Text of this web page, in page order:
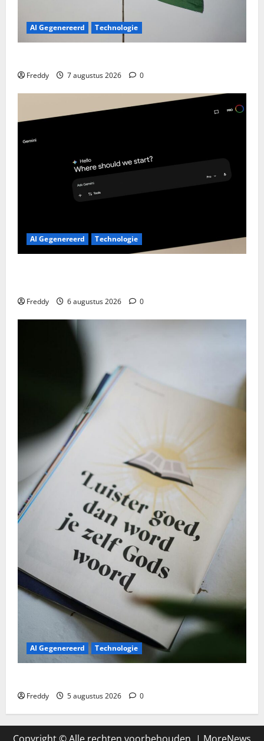
AI Gegenereerd Technologie
Freddy 7 augustus 2026 0
AI Gegenereerd Technologie
Freddy 6 augustus 2026 0
AI Gegenereerd Technologie
Freddy 5 augustus 2026 0